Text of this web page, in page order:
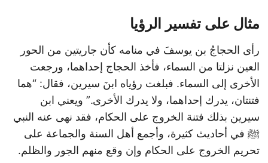
مثال على تفسير الرؤيا
رأى الحجاجُ بن يوسفَ في منامه كأن جاريتين من الحور
العين نزلتا من السماء، فأخذ الحجاج إحداهما، ورجعت
الأخرى إلى السماء. فبلغت رؤياه ابنَ سيرين، فقال: “هما
فتنتان، يدرك إحداهما، ولا يدرك الأخرى.” ويعني ابن
سيرين بذلك فتنة الخروج على الحكام، فقد نهى عنه النبي
ﷺ في أحاديث كثيرة، وأجمع أهل السنة والجماعة على
تحريم الخروج على الحكام وإن وقع منهم الجور والظلم.